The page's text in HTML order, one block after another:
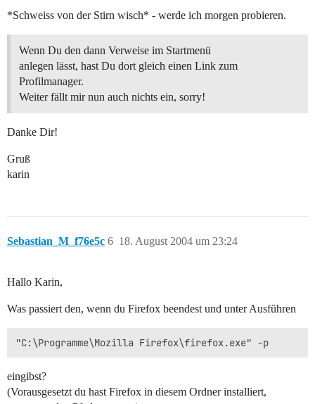
*Schweiss von der Stirn wisch* - werde ich morgen probieren.
Wenn Du den dann Verweise im Startmenü
anlegen lässt, hast Du dort gleich einen Link zum
Profilmanager.
Weiter fällt mir nun auch nichts ein, sorry!
Danke Dir!
Gruß
karin
Sebastian_M_f76e5c 18. August 2004 um 23:24
6
Hallo Karin,
Was passiert den, wenn du Firefox beendest und unter Ausführen
eingibst?
(Vorausgesetzt du hast Firefox in diesem Ordner installiert,